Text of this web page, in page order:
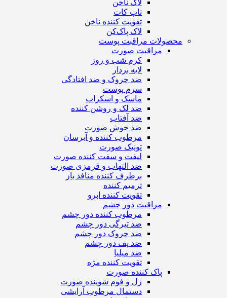
لاک ناخن
تاپ‌ کات
تقویت کننده ناخن
لاک پاک‌کن
محصولات مراقبت پوست
مراقبت صورت
کرم شب و روز
لایه بردار
ضد چروک و ضد افتادگی
سرم پوست
ماسک و اسکراب
ضد لک و روشن کننده
ضد آفتاب
ضد جوش صورت
مرطوب کننده و آبرسان
تونیک صورت
لیفت و سفت کننده صورت
ضد التهاب و قرمزی صورت
برطرف کننده منافذ باز
ترمیم کننده
تقویت کننده ابرو
مراقبت دور چشم
مرطوب کننده دور چشم
ضد تیرگی دور چشم
ضد چروک دور چشم
ضد پف دور چشم
ضد میلیا
تقویت کننده مژه
پاک کننده صورت
ژل و فوم شوینده صورت
دستمال مرطوب آرایشی